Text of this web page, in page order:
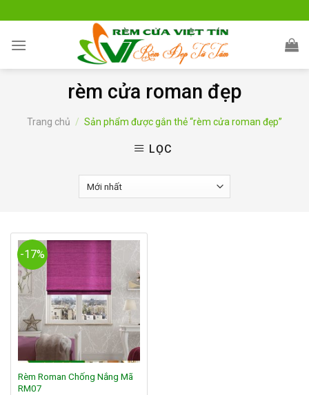
to
content
rèm cửa roman đẹp
Trang chủ / Sản phẩm được gắn thẻ “rèm cửa roman đẹp”
LỌC
-17%
Rèm Roman Chống Nắng Mã
RM07